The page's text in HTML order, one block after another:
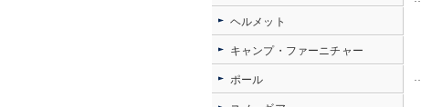
ヘルメット
キャンプ・ファーニチャー
ポール